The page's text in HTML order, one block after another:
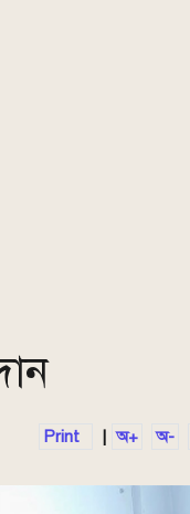
Print অ+ অ-